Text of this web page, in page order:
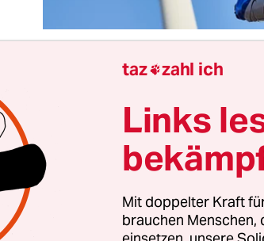
hatden
. Für Mieter:innen, das sind
ist das eine schlechte
den Mietendeckel absenkt wurde,
an.
taz zahl ich
Links
Mit doppelter Kraft
brauchen